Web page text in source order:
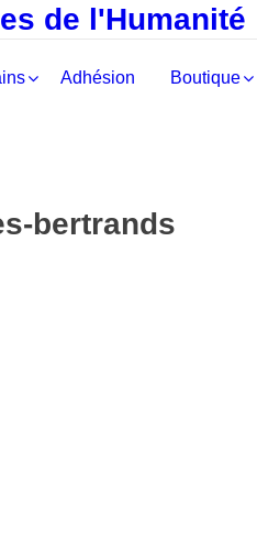
de l'Humanité
Adhésion Boutique
bertrands